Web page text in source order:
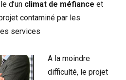
d’un climat de méfiance et
contaminé par les
services
A la moindre
difficulté, le projet